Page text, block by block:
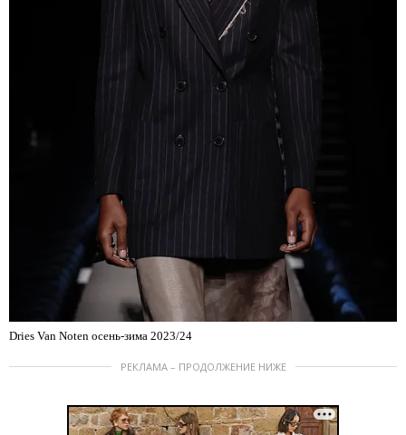
Dries Van Noten осень-зима 2023/24
РЕКЛАМА – ПРОДОЛЖЕНИЕ НИЖЕ